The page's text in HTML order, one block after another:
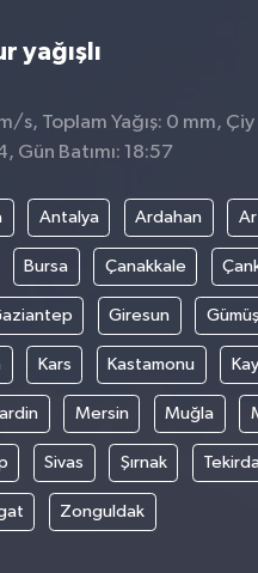
yağışlı
s, Toplam Yağış: 0 mm,
Gün Batımı: 18:57
Antalya Ardahan
Bursa Çanakkale
Giresun
Kars Kastamonu
Mersin Muğla
Sivas Şırnak
Zonguldak